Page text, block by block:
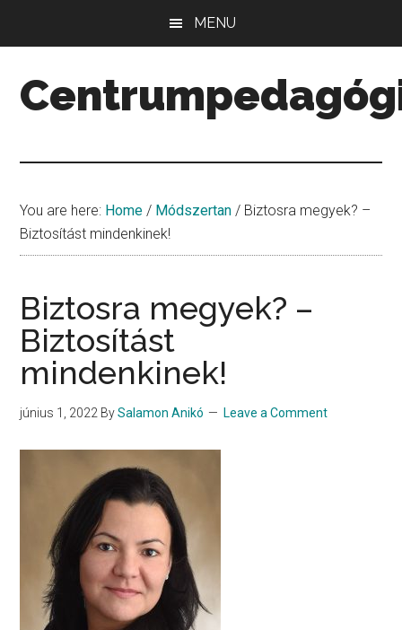
content
sidebar
sidebar
MENU
You are here: Home / Módszertan / Biztosra megyek? –
Biztosítást mindenkinek!
Biztosra megyek? –
Biztosítást
mindenkinek!
június 1, 2022 BySalamon Anikó Leave a Comment